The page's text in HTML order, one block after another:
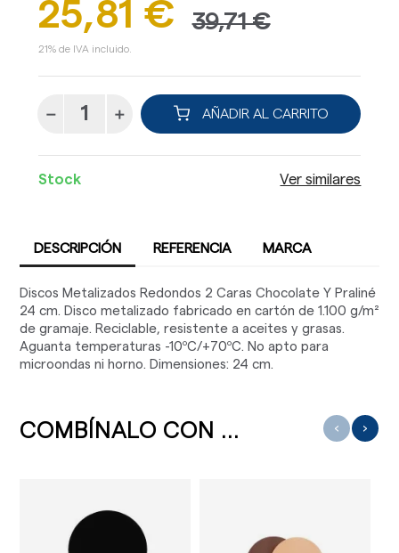
25,81 € 39,71 €
21% de IVA incluido.
AÑADIR AL CARRITO
Stock Ver similares
DESCRIPCIÓN REFERENCIA MARCA
Discos Metalizados Redondos 2 Caras Chocolate Y Praliné
24 cm. Disco metalizado fabricado en cartón de 1.100 g/m²
de gramaje. Reciclable, resistente a aceites y grasas.
Aguanta temperaturas -10ºC/+70ºC. No apto para
microondas ni horno. Dimensiones: 24 cm.
COMBÍNALO CON ... ‹ ›